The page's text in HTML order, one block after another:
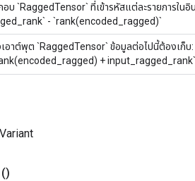
บ `RaggedTensor` ที่เข้ารหัสแต่ละรายการใน
- `rank(encoded_ragged)`
อาต์พุต `RaggedTensor` ข้อมูลต่อไปนี้ต้องเก็บ:
+ input_ragged_rank`
​​()